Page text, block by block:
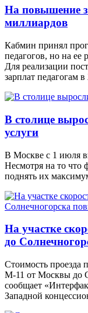
На повышение
миллиардов
Кабмин принял
педагогов, но на ее
Для реализации
зарплат педагогам в
В столице
услуги
В Москве с 1 июля
Несмотря на то что
поднять их
На участке
до
Стоимость проезда
М-11 от Москвы до
сообщает
Западной